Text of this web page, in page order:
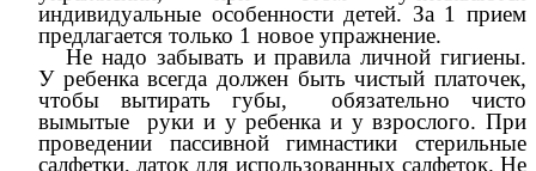
индивидуальные особенности детей. За 1 прием
предлагается только 1 новое упражнение.
Не надо забывать и правила личной гигиены.
У ребенка всегда должен быть чистый платочек,
чтобы вытирать губы, обязательно чисто
вымытые руки и у ребенка и у взрослого. При
проведении пассивной гимнастики стерильные
салфетки, латок для использованных салфеток. Не